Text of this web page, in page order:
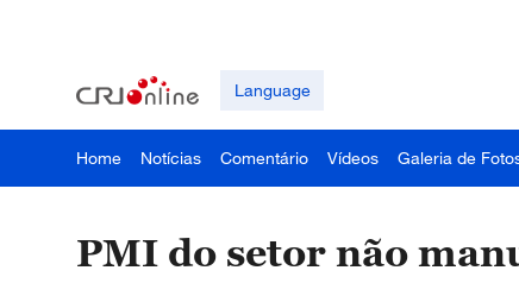
Language
Home Notícias Comentário Vídeos Galeria de
PMI do setor não